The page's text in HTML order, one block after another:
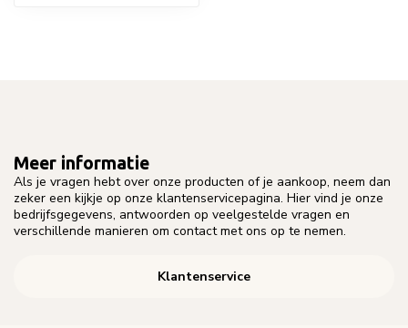
Meer informatie
Als je vragen hebt over onze producten of je aankoop, neem dan
zeker een kijkje op onze klantenservicepagina. Hier vind je onze
bedrijfsgegevens, antwoorden op veelgestelde vragen en
verschillende manieren om contact met ons op te nemen.
Klantenservice